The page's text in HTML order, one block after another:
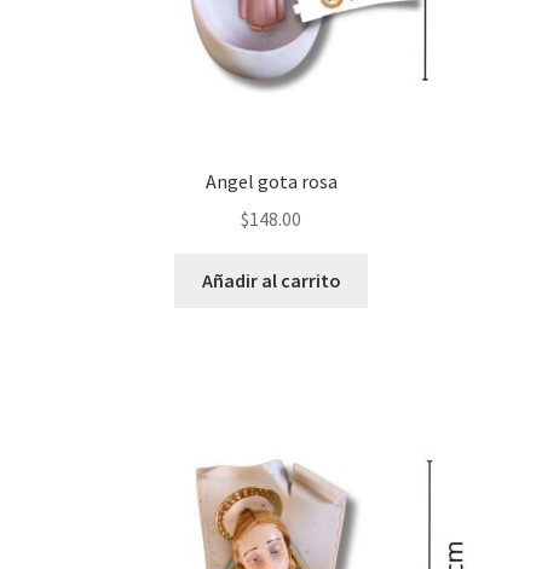
Angel gota rosa
$148.00
Añadir al carrito